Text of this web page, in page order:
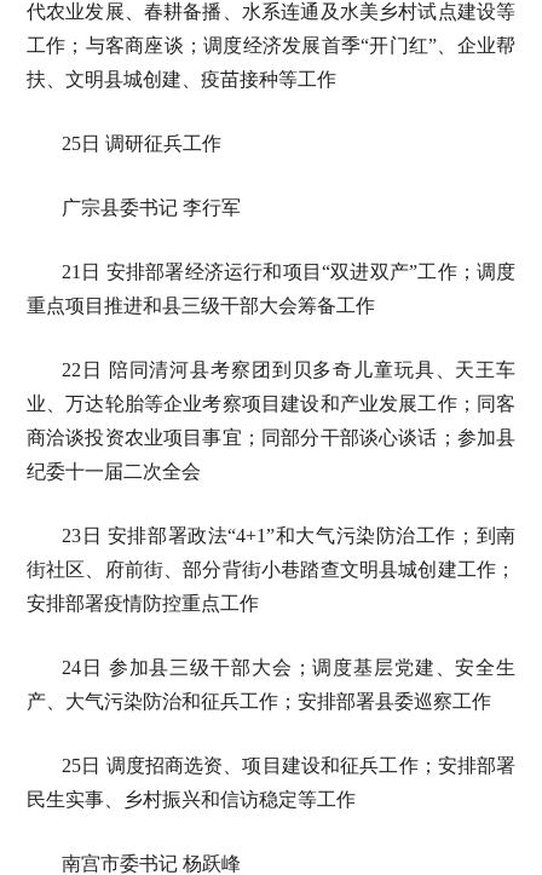
代农业发展、春耕备播、水系连通及水美乡村试点建设等
工作；与客商座谈；调度经济发展首季“开门红”、企业帮
扶、文明县城创建、疫苗接种等工作
25日 调研征兵工作
广宗县委书记 李行军
21日 安排部署经济运行和项目“双进双产”工作；调度
重点项目推进和县三级干部大会筹备工作
22日 陪同清河县考察团到贝多奇儿童玩具、天王车
业、万达轮胎等企业考察项目建设和产业发展工作；同客
商洽谈投资农业项目事宜；同部分干部谈心谈话；参加县
纪委十一届二次全会
23日 安排部署政法“4+1”和大气污染防治工作；到南
街社区、府前街、部分背街小巷踏查文明县城创建工作；
安排部署疫情防控重点工作
24日 参加县三级干部大会；调度基层党建、安全生
产、大气污染防治和征兵工作；安排部署县委巡察工作
25日 调度招商选资、项目建设和征兵工作；安排部署
民生实事、乡村振兴和信访稳定等工作
南宫市委书记 杨跃峰